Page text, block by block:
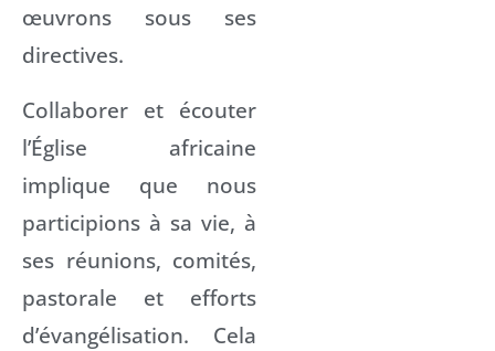
œuvrons sous ses
directives.
Collaborer et écouter
l’Église africaine
implique que nous
participions à sa vie, à
ses réunions, comités,
pastorale et efforts
d’évangélisation. Cela